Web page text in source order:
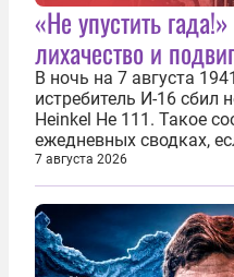
«Не упустить гада!»
лихачество и
В ночь на 7 августа
истребитель И-16
Heinkel He 111. Такое
ежедневных сводках,
обстоятельство. Это
истории
У пилота — младшего
7 августа 2026